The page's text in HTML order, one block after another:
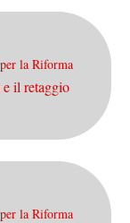
la Riforma
il retaggio
la Riforma